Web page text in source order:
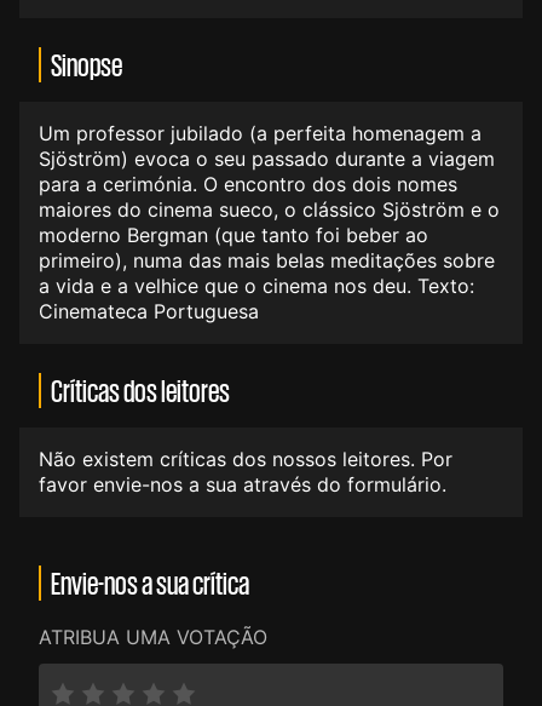
Sinopse
Um professor jubilado (a perfeita homenagem a
Sjöström) evoca o seu passado durante a viagem
para a cerimónia. O encontro dos dois nomes
maiores do cinema sueco, o clássico Sjöström e o
moderno Bergman (que tanto foi beber ao
primeiro), numa das mais belas meditações sobre
a vida e a velhice que o cinema nos deu. Texto:
Cinemateca Portuguesa
Críticas dos leitores
Não existem críticas dos nossos leitores. Por
favor envie-nos a sua através do formulário.
Envie-nos a sua crítica
ATRIBUA UMA VOTAÇÃO